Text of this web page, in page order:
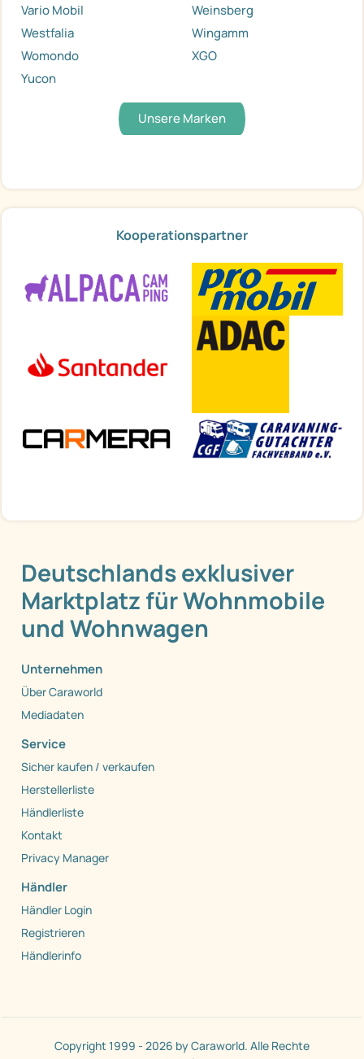
Vario Mobil
Weinsberg
Westfalia
Wingamm
Womondo
XGO
Yucon
Unsere Marken
Kooperationspartner
Deutschlands exklusiver
Marktplatz für Wohnmobile
und Wohnwagen
Unternehmen
Über Caraworld
Mediadaten
Service
Sicher kaufen / verkaufen
Herstellerliste
Händlerliste
Kontakt
Privacy Manager
Händler
Händler Login
Registrieren
Händlerinfo
Copyright 1999 - 2026 by Caraworld. Alle Rechte